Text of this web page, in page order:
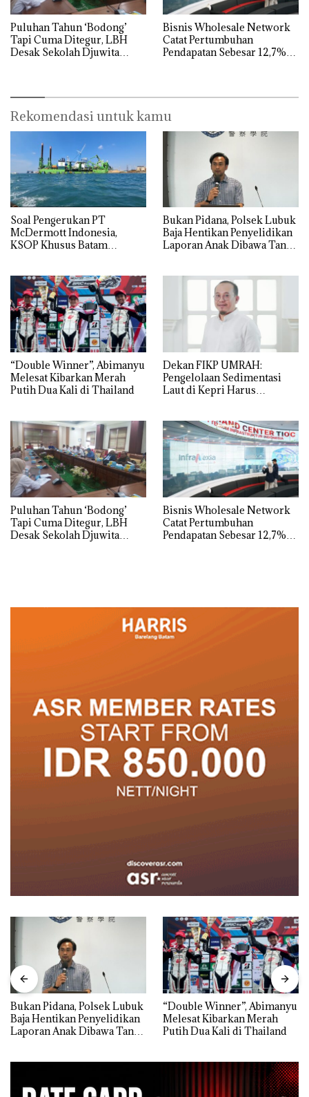
Puluhan Tahun ‘Bodong’
Tapi Cuma Ditegur, LBH
Desak Sekolah Djuwita
Bisnis Wholesale Network
Catat Pertumbuhan
Pendapatan Sebesar 12,7%
Rekomendasi untuk kamu
‎Soal Pengerukan PT
McDermott Indonesia,
KSOP Khusus Batam
Bukan Pidana, Polsek Lubuk
Baja Hentikan Penyelidikan
Laporan Anak Dibawa Tanpa
“Double Winner”, Abimanyu
Melesat Kibarkan Merah
Putih Dua Kali di Thailand
Dekan FIKP UMRAH:
Pengelolaan Sedimentasi
Laut di Kepri Harus
dengan Konservasi
Puluhan Tahun ‘Bodong’
Tapi Cuma Ditegur, LBH
Desak Sekolah Djuwita
Bisnis Wholesale Network
Catat Pertumbuhan
Pendapatan Sebesar 12,7%
Bukan Pidana, Polsek Lubuk
Baja Hentikan Penyelidikan
Laporan Anak Dibawa Tanpa
“Double Winner”, Abimanyu
Melesat Kibarkan Merah
Putih Dua Kali di Thailand